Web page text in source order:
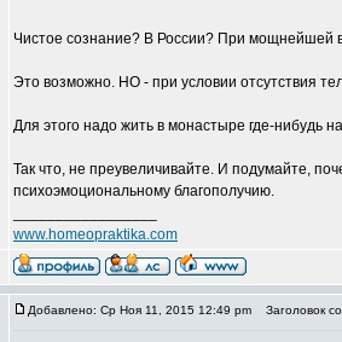
Чистое сознание? В России? При мощнейшей
Это возможно. НО - при условии отсутствия
Для этого надо жить в монастыре где-нибудь
Так что, не преувеличивайте. И подумайте,
психоэмоциональному благополучию.
www.homeopraktika.com
Добавлено: Ср Ноя 11, 2015 12:49 pm Заголовок